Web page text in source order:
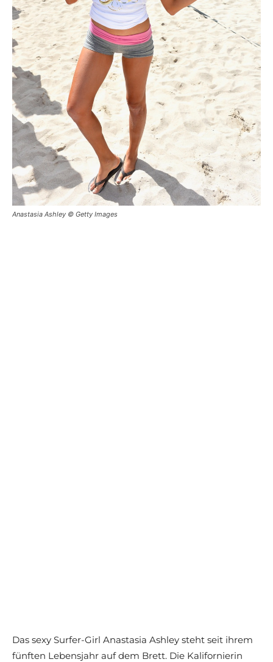
Anastasia Ashley © Getty Images
Das sexy Surfer-Girl Anastasia Ashley steht seit ihrem
fünften Lebensjahr auf dem Brett. Die Kalifornierin